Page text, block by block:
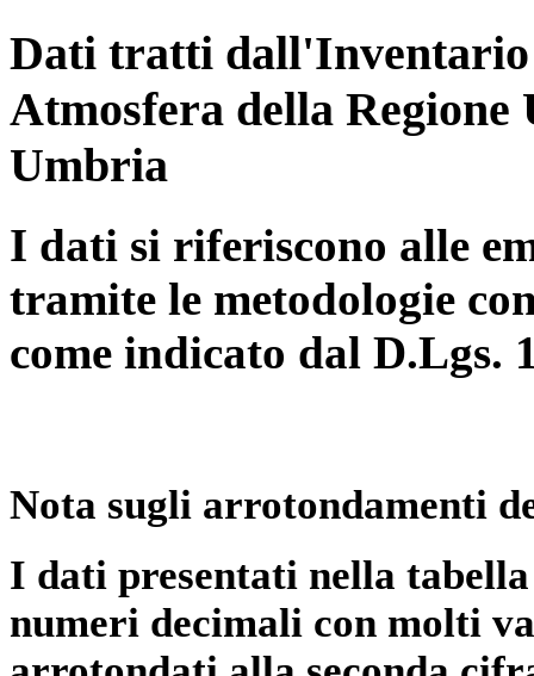
Dati tratti dall'Inventario
Atmosfera della
Umbria
I dati si riferiscono alle
tramite le metodologie
come indicato dal D.Lgs.
Nota sugli arrotondamenti
I dati presentati nella
numeri decimali con molti